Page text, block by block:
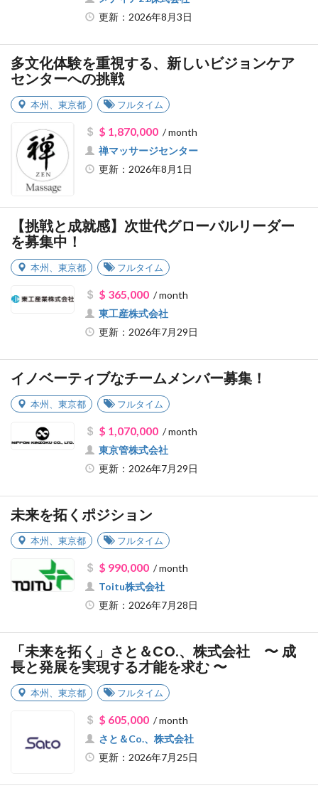
更新：2026年8月3日
多文化体験を重視する、新しいビジョンケア
センターへの挑戦
本州 東京都 フルタイム
$ 1,870,000/ month
禅マッサージセンター
更新：2026年8月1日
【挑戦と成就感】次世代グローバルリーダー
を募集中！
本州 東京都 フルタイム
$ 365,000/ month
東工産株式会社
更新：2026年7月29日
イノベーティブなチームメンバー募集！
本州 東京都 フルタイム
$ 1,070,000/ month
東京管株式会社
更新：2026年7月29日
未来を拓くポジション
本州 東京都 フルタイム
$ 990,000/ month
Toitu株式会社
更新：2026年7月28日
「未来を拓く」さと＆CO.、株式会社 〜 成
長と発展を実現する才能を求む 〜
本州 東京都 フルタイム
$ 605,000/ month
さと＆Co.、株式会社
更新：2026年7月25日